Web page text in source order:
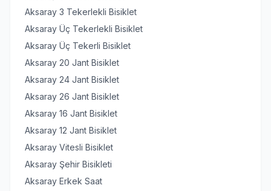
Aksaray 3 Tekerlekli Bisiklet
Aksaray Üç Tekerlekli Bisiklet
Aksaray Üç Tekerli Bisiklet
Aksaray 20 Jant Bisiklet
Aksaray 24 Jant Bisiklet
Aksaray 26 Jant Bisiklet
Aksaray 16 Jant Bisiklet
Aksaray 12 Jant Bisiklet
Aksaray Vitesli Bisiklet
Aksaray Şehir Bisikleti
Aksaray Erkek Saat